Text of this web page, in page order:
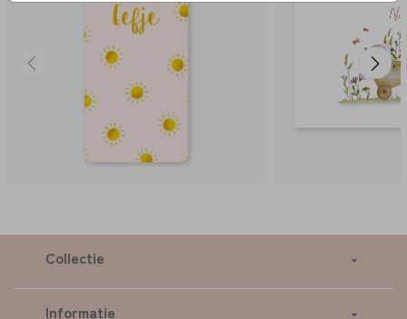
Collectie
Informatie